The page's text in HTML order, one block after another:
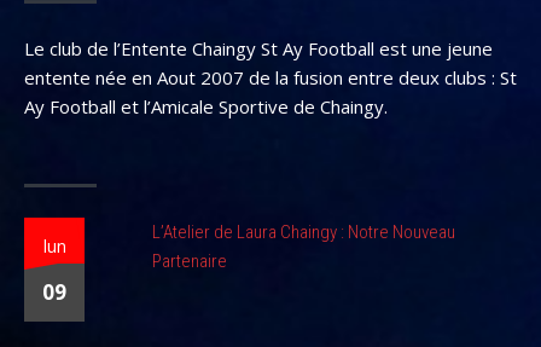
Le club de l’Entente Chaingy St Ay Football est une jeune
entente née en Aout 2007 de la fusion entre deux clubs : St
Ay Football et l’Amicale Sportive de Chaingy.
lun
09
L’Atelier de Laura Chaingy : Notre Nouveau
Partenaire